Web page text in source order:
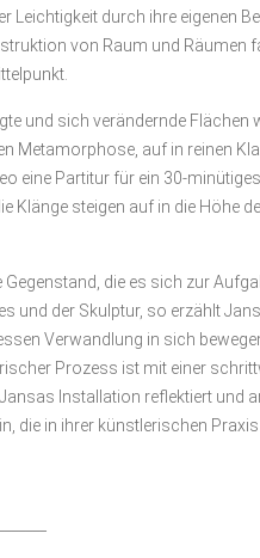
durch ihre eigenen
von Raum und Räumen
und sich verändernde
Metamorphose, auf in reinen
eine Partitur für ein 30-
steigen auf in die Höhe
die es sich zur
und der Skulptur, so erzählt
Verwandlung in sich
Prozess ist mit einer
Installation reflektiert und
in ihrer künstlerischen